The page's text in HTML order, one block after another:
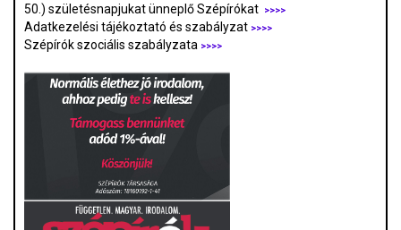
50.) születésnapjukat ünneplő Szépírókat
>>>>
Adatkezelési tájékoztató és szabályzat >>>>
Szépírók szociális szabályzata >>>>